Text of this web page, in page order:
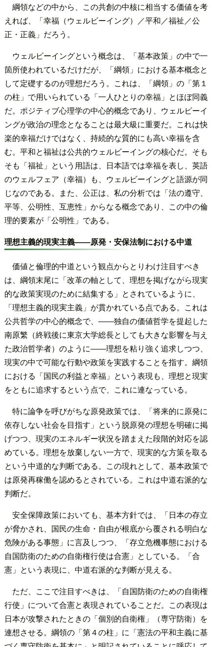
綱領などの中から、この共創の中核に相当する価値を考
えれば、「幸福（ウェルビーイング）／平和／福祉／公
正・正義」だろう。
ウェルビーイングという概念は、「基本政策」の中で一
箇所使われているだけだが、「綱領」における基本概念と
して定礎するのが理想だろう。これは、「綱領」の「第１
の柱」で用いられている「一人ひとりの幸福」とほぼ同義
だ。ポジティブ心理学の中心的概念であり、ウェルビーイ
ングが政治の理念となることは最大級に重要だ。これは快
楽的幸福だけではなく、持続的な質的にも高い幸福を含
む。平和と福祉は公共的ウェルビーイングの核心だ。そも
そも「福祉」という用語は、日本語では幸福を表し、英語
のウェルフェア（幸福）も、ウェルビーイングと語源が同
じなのである。また、公正は、私の分析では「法の遵守、
平等、公明性、互恵性」からなる概念であり、この中の倫
理的要素が「公明性」である。
理想主義的現実主義――原発・安保法制における中道
価値と倫理的中道という観点からとりわけ注目すべき
は、綱領末尾に「改革の軸として、理想を掲げながら現実
的な政策実現のために結集する」とされているように、
「理想主義的現実主義」が貫かれている点である。これは
公共哲学の中心的概念で、――独自の価値哲学を提起した
南原繁（終戦後に東京大学総長としても大きな影響を与え
た政治哲学者）のように――理想を粘り強く追求しつつ、
現実の中で可能な行動や政策を実践することを指す。綱領
における「国民の利益と幸福」という表現も、理想と現実
をともに追求するという点で、これに連なっている。
特に論争を呼びがちな原発政策では、「将来的に原発に
依存しない社会を目指す」という脱原発の理想を明確に掲
げつつ、現実のエネルギー状況を踏まえた段階的対応を認
めている。理想を放棄しない一方で、現実的な方策を取る
という中道的な判断である。この現れとして、基本政策で
は原発再稼働を認めるとされている。これは中道右派的な
判断だ。
安全保障政策においても、基本方針では、「日本の存立
が脅かされ、国民の生命・自由が根底から覆される明白な
危険がある事態」に言及しつつ、「存立危機事態における
自国防衛のための自衛権行使は合憲」としている。「合
憲」という表現に、中道右派的な判断が見える。
ただ、ここで注目すべきは、「自国防衛のための自衛権
行使」について合憲と表現されていることだ。この表現は
日本が攻撃されたときの「個別的自衛権」（専守防衛）を
連想させる。綱領の「第４の柱」に「憲法の平和主義に基